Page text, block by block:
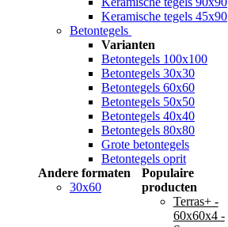
Keramische tegels 45x90
Betontegels
Varianten
Betontegels 100x100
Betontegels 30x30
Betontegels 60x60
Betontegels 50x50
Betontegels 40x40
Betontegels 80x80
Grote betontegels
Betontegels oprit
Andere formaten
30x60
Populaire
producten
Terras+ -
60x60x4 -